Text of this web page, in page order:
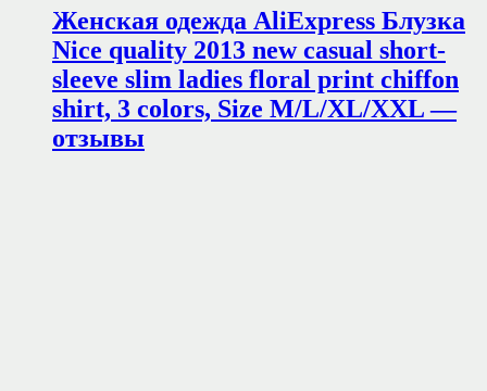
Женская одежда AliExpress Блузка
Nice quality 2013 new casual short-
sleeve slim ladies floral print chiffon
shirt, 3 colors, Size M/L/XL/XXL —
отзывы